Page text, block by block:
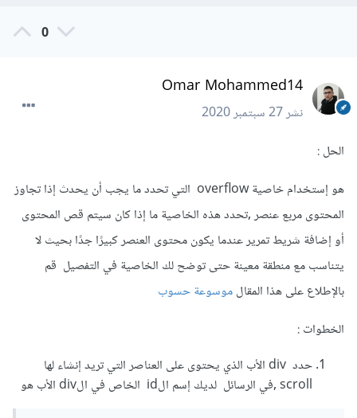
0
Omar Mohammed14
نشر27 سبتمبر 2020
الحل :
هو إستخدام خاصية overflow التي تحدد ما يجب أن يحدث إذا تجاوز
المحتوى مربع عنصر ,تحدد هذه الخاصية ما إذا كان سيتم قص المحتوى
أو إضافة شريط تمرير عندما يكون محتوى العنصر كبيرًا جدًا بحيث لا
يتناسب مع منطقة معينة حتى توضح لك الخاصية في التفصيل قم
بالإطلاع على هذا المقالموسوعة حسوب
الخطوات :
حدد div الأب الذي يحتوى على العناصر التي تريد إنشاء لها
scroll ,في الرسائل لديك إسم الid الخاص في الdiv الأب هو